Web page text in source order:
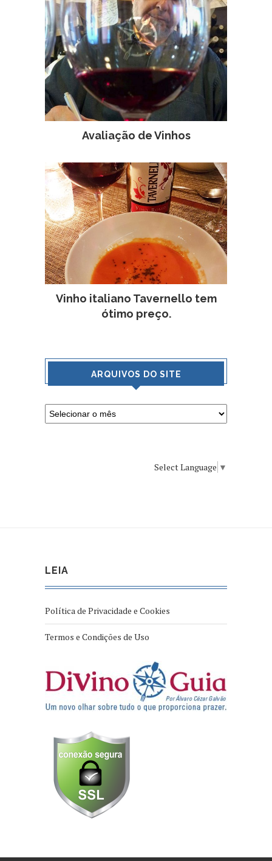
Avaliação de Vinhos
Vinho italiano Tavernello tem
ótimo preço.
ARQUIVOS DO SITE
Select Language ▼
LEIA
Política de Privacidade e Cookies
Termos e Condições de Uso